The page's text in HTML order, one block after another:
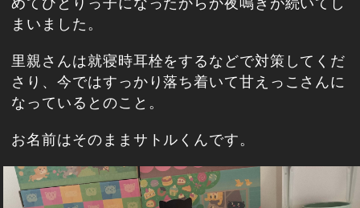
まいました。
里親さんは就寝時耳栓をするなどで対策してくだ
さり、今ではすっかり落ち着いて甘えっこさんに
なっているとのこと。
お名前はそのままサトルくんです。